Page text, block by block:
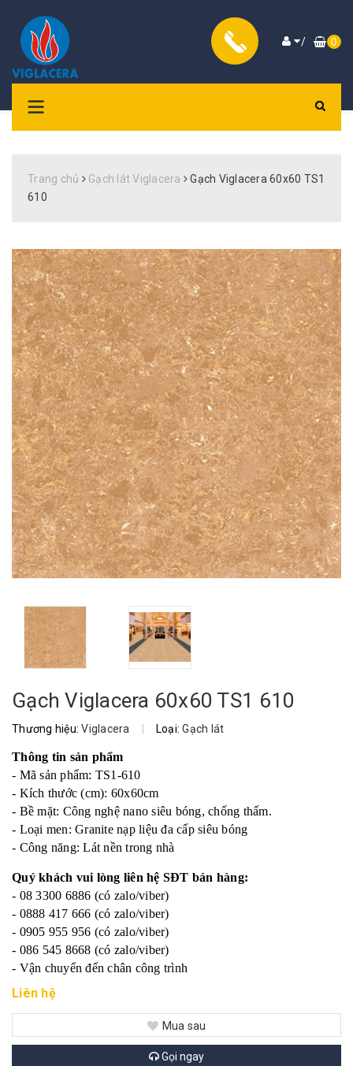
/ 0
Trang chủ Gạch lát Viglacera
Gạch Viglacera 60x60 TS1
610
Gạch Viglacera 60x60 TS1 610
Thương hiệu:Viglacera | Loại:Gạch lát
Thông tin sản phẩm
- Mã sản phẩm: TS1-610
- Kích thước (cm): 60x60cm
- Bề mặt: Công nghệ nano siêu bóng, chống thấm.
- Loại men: Granite nạp liệu đa cấp siêu bóng
- Công năng: Lát nền trong nhà
Quý khách vui lòng liên hệ SĐT bán hàng:
- 08 3300 6886 (có zalo/viber)
- 0888 417 666 (có zalo/viber)
- 0905 955 956 (có zalo/viber)
- 086 545 8668 (có zalo/viber)
- Vận chuyển đến chân công trình
Liên hệ
Mua sau
Gọi ngay